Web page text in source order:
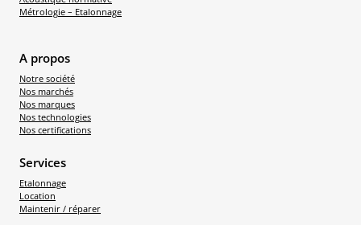
Métrologie – Etalonnage
A propos
Notre société
Nos marchés
Nos marques
Nos technologies
Nos certifications
Services
Etalonnage
Location
Maintenir / réparer